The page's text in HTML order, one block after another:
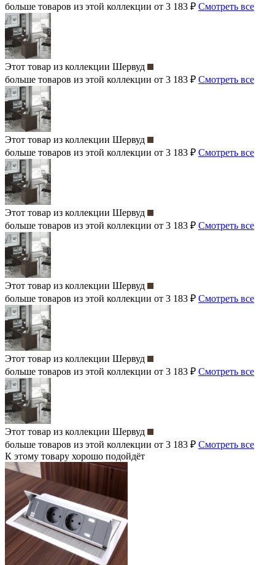
больше товаров из этой коллекции от 3 183 ₽ Смотреть все
Этот товар из коллекции Шервуд
больше товаров из этой коллекции от 3 183 ₽ Смотреть все
Этот товар из коллекции Шервуд
больше товаров из этой коллекции от 3 183 ₽ Смотреть все
Этот товар из коллекции Шервуд
больше товаров из этой коллекции от 3 183 ₽ Смотреть все
Этот товар из коллекции Шервуд
больше товаров из этой коллекции от 3 183 ₽ Смотреть все
Этот товар из коллекции Шервуд
больше товаров из этой коллекции от 3 183 ₽ Смотреть все
Этот товар из коллекции Шервуд
больше товаров из этой коллекции от 3 183 ₽ Смотреть все
К этому товару хорошо подойдёт